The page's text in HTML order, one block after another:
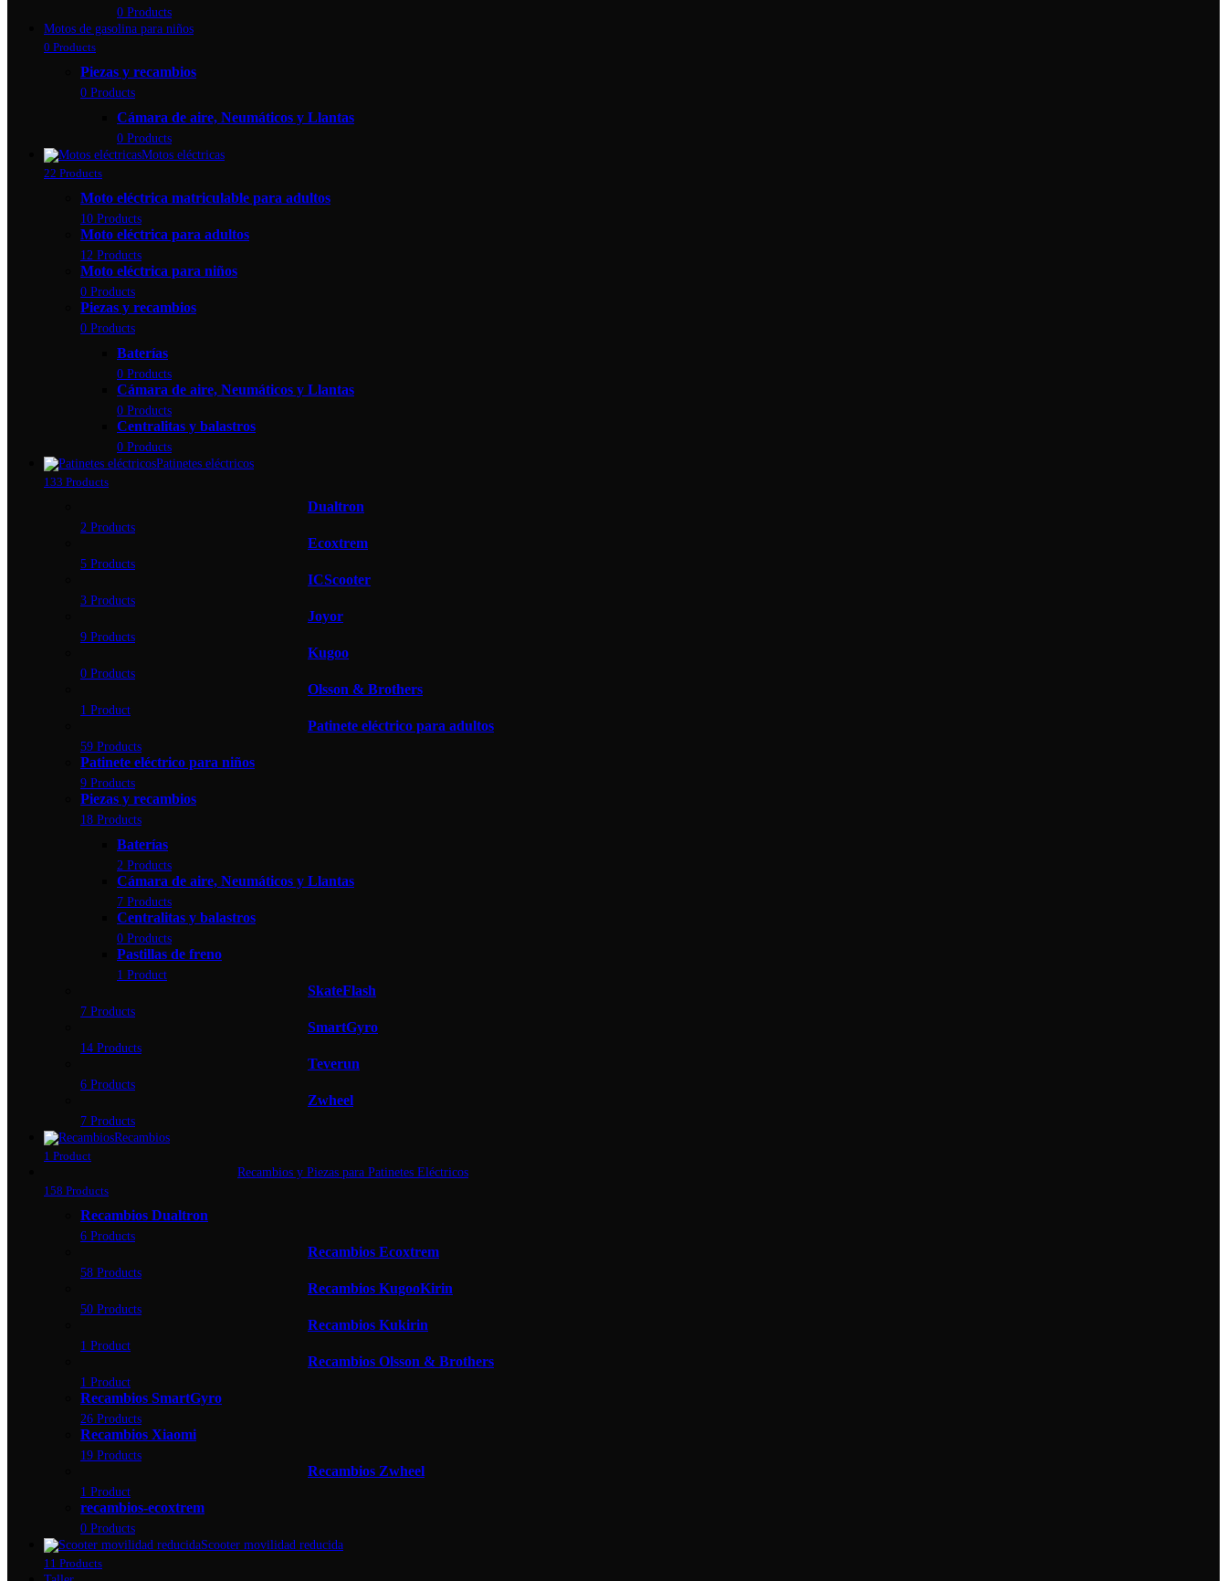
0 Products
Motos de gasolina para niños
0 Products
Piezas y recambios
0 Products
Cámara de aire, Neumáticos y Llantas
0 Products
Motos eléctricas
22 Products
Moto eléctrica matriculable para adultos
10 Products
Moto eléctrica para adultos
12 Products
Moto eléctrica para niños
0 Products
Piezas y recambios
0 Products
Baterías
0 Products
Cámara de aire, Neumáticos y Llantas
0 Products
Centralitas y balastros
0 Products
Patinetes eléctricos
133 Products
Dualtron
2 Products
Ecoxtrem
5 Products
ICScooter
3 Products
Joyor
9 Products
Kugoo
0 Products
Olsson & Brothers
1 Product
Patinete eléctrico para adultos
59 Products
Patinete eléctrico para niños
9 Products
Piezas y recambios
18 Products
Baterías
2 Products
Cámara de aire, Neumáticos y Llantas
7 Products
Centralitas y balastros
0 Products
Pastillas de freno
1 Product
SkateFlash
7 Products
SmartGyro
14 Products
Teverun
6 Products
Zwheel
7 Products
Recambios
1 Product
Recambios y Piezas para Patinetes Eléctricos
158 Products
Recambios Dualtron
6 Products
Recambios Ecoxtrem
58 Products
Recambios KugooKirin
50 Products
Recambios Kukirin
1 Product
Recambios Olsson & Brothers
1 Product
Recambios SmartGyro
26 Products
Recambios Xiaomi
19 Products
Recambios Zwheel
1 Product
recambios-ecoxtrem
0 Products
Scooter movilidad reducida
11 Products